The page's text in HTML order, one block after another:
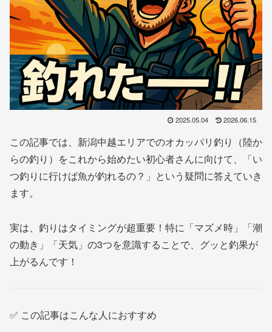
2025.05.04 2026.06.15
この記事では、新潟中越エリアでのオカッパリ釣り（陸か
らの釣り）をこれから始めたい初心者さんに向けて、「い
つ釣りに行けば魚が釣れるの？」という疑問に答えていき
ます。
実は、釣りはタイミングが超重要！特に「マズメ時」「潮
の動き」「天気」の3つを意識することで、グッと釣果が
上がるんです！
✅ この記事はこんな人におすすめ